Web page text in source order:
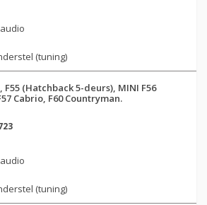
(tuning)
F55 (Hatchback 5-deurs), MINI F56
Cabrio, F60 Countryman.
(tuning)